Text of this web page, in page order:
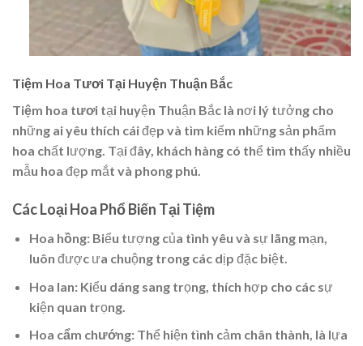
Tiệm Hoa Tươi Tại Huyện Thuận Bắc
Tiệm hoa tươi tại huyện Thuận Bắc là nơi lý tưởng cho
những ai yêu thích cái đẹp và tìm kiếm những sản phẩm
hoa chất lượng. Tại đây, khách hàng có thể tìm thấy nhiều
mẫu hoa đẹp mắt và phong phú.
Các Loại Hoa Phổ Biến Tại Tiệm
Hoa hồng: Biểu tượng của tình yêu và sự lãng mạn,
luôn được ưa chuộng trong các dịp đặc biệt.
Hoa lan: Kiểu dáng sang trọng, thích hợp cho các sự
kiện quan trọng.
Hoa cẩm chướng: Thể hiện tình cảm chân thành, là lựa